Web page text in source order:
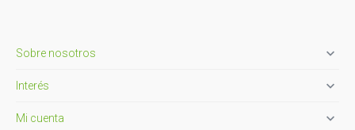
Sobre nosotros 
Interés 
Mi cuenta 